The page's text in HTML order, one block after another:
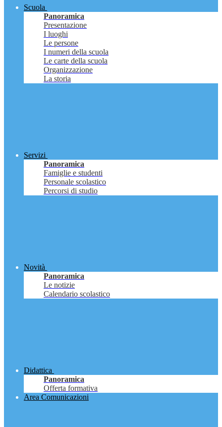
Scuola
Panoramica
Presentazione
I luoghi
Le persone
I numeri della scuola
Le carte della scuola
Organizzazione
La storia
Servizi
Panoramica
Famiglie e studenti
Personale scolastico
Percorsi di studio
Novità
Panoramica
Le notizie
Calendario scolastico
Didattica
Panoramica
Offerta formativa
Area Comunicazioni